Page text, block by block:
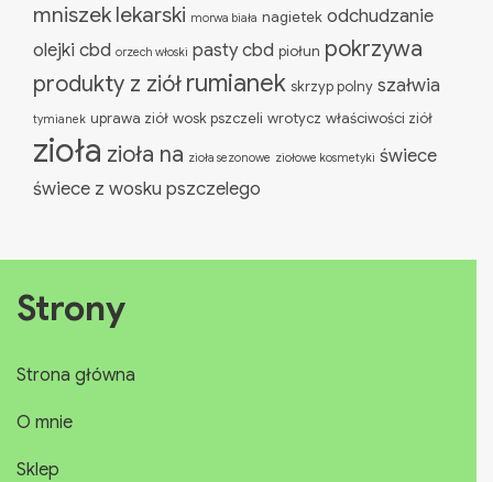
mniszek lekarski morwa biała nagietek odchudzanie
olejki cbd orzech włoski pasty cbd piołun pokrzywa
produkty z ziół rumianek skrzyp polny szałwia
tymianek uprawa ziół wosk pszczeli wrotycz właściwości ziół
zioła zioła na zioła sezonowe ziołowe kosmetyki świece
świece z wosku pszczelego
Strony
Strona główna
O mnie
Sklep